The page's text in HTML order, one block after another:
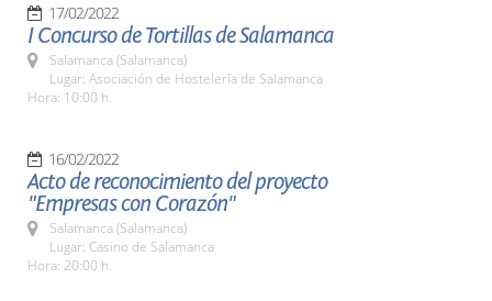
17/02/2022
I Concurso de Tortillas de Salamanca
Salamanca (Salamanca)
Lugar: Asociación de Hostelería de Salamanca
Hora: 10:00 h.
16/02/2022
Acto de reconocimiento del proyecto
"Empresas con Corazón"
Salamanca (Salamanca)
Lugar: Casino de Salamanca
Hora: 20:00 h.